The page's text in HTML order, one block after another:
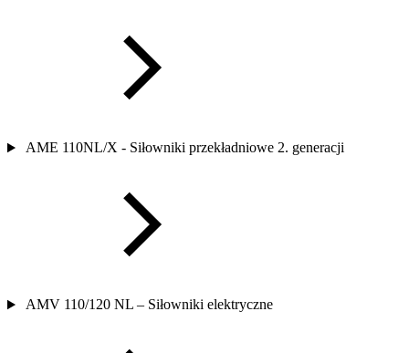
AME 110NL/X - Siłowniki przekładniowe 2. generacji
AMV 110/120 NL – Siłowniki elektryczne